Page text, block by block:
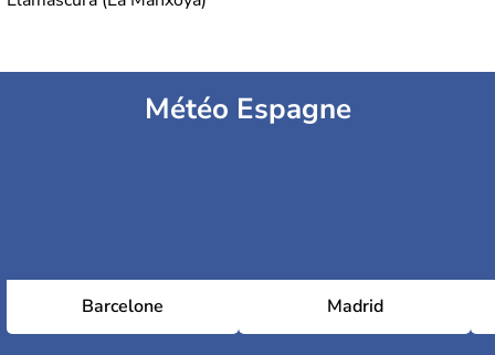
Météo Espagne
Barcelone Madrid